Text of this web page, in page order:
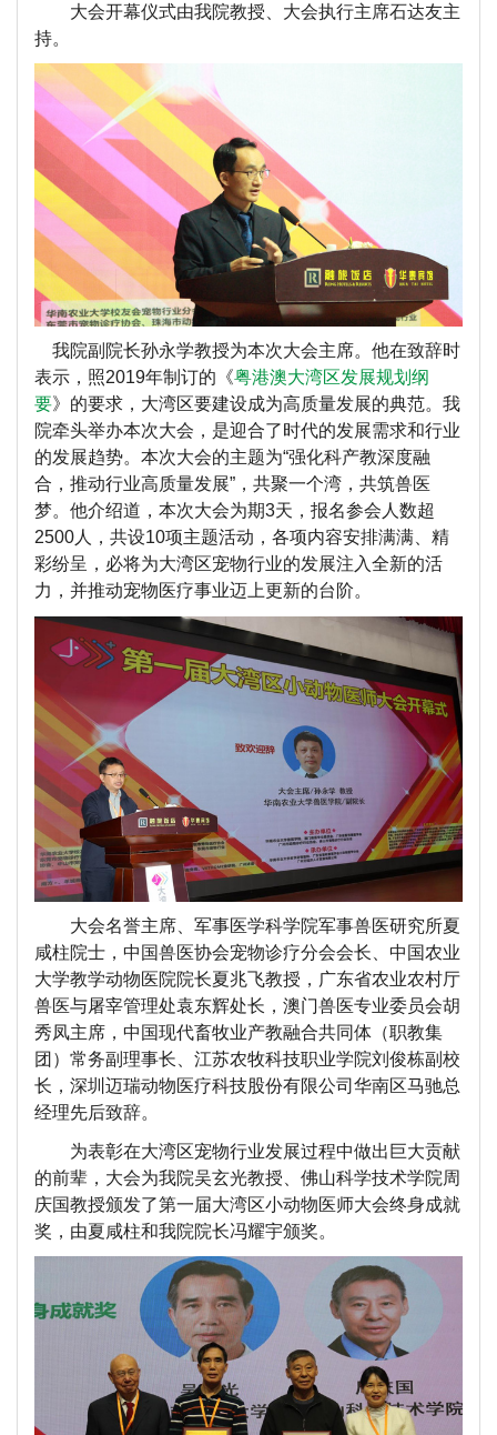
大会开幕仪式由我院教授、大会执行主席石达友主
持。
我院副院长孙永学教授为本次大会主席。他在致辞时
表示，照2019年制订的《粤港澳大湾区发展规划纲
要》的要求，大湾区要建设成为高质量发展的典范。 我
院牵头举办本次大会，是迎合了时代的发展需求和行业
的发展趋势。本次大会的主题为“强化科产教深度融
合，推动行业高质量发展”，共聚一个湾，共筑兽医
梦。他介绍道， 本次大会为期3天，报名参会人数超
2500人，共设10项主题活动，各项内容安排满满、精
彩纷呈，必将为大湾区宠物行业的发展注入全新的活
力，并推动宠物医疗事业迈上更新的台阶。
大会名誉主席、军事医学科学院军事兽医研究所夏
咸柱院士，中国兽医协会宠物诊疗分会会长、中国农业
大学教学动物医院院长夏兆飞教授，广东省农业农村厅
兽医与屠宰管理处袁东辉处长，澳门兽医专业委员会胡
秀凤主席， 中国现代畜牧业产教融合共同体（职教集
团）常务副理事长、江苏农牧科技职业学院刘俊栋副校
长， 深圳迈瑞动物医疗科技股份有限公司华南区马驰总
经理先后致辞。
为表彰在大湾区宠物行业发展过程中做出巨大贡献
的前辈，大会为我院吴玄光教授、佛山科学技术学院周
庆国教授颁发了第一届大湾区小动物医师大会终身成就
奖，由夏咸柱和我院院长冯耀宇颁奖。